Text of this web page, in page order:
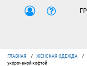
ГЛАВНАЯ / ЖЕНСКАЯ ОДЕЖДА /
укороченой кофтой